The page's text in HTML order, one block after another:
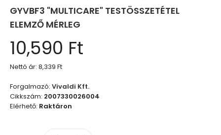
GYVBF3 "MULTICARE" TESTÖSSZETÉTEL
ELEMZŐ MÉRLEG
10,590 Ft
Nettó ár: 8,339 Ft
Forgalmazó: Vivaldi Kft.
Cikkszám: 2007330026004
Elérhető: Raktáron